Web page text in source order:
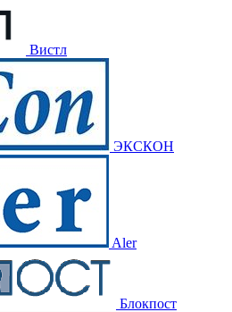
Вистл
ЭКСКОН
Aler
Блокпост